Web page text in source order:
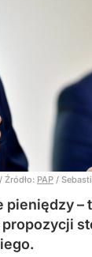
/ Źródło: PAP /
–
propozycji